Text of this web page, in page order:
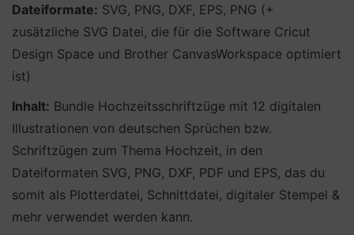
Dateiformate: SVG, PNG, DXF, EPS, PNG (+
zusätzliche SVG Datei, die für die Software Cricut
Design Space und Brother CanvasWorkspace optimiert
ist)
Inhalt: Bundle Hochzeitsschriftzüge mit 12 digitalen
Illustrationen von deutschen Sprüchen bzw.
Schriftzügen zum Thema Hochzeit, in den
Dateiformaten SVG, PNG, DXF, PDF und EPS, das du
somit als Plotterdatei, Schnittdatei, digitaler Stempel &
mehr verwendet werden kann.